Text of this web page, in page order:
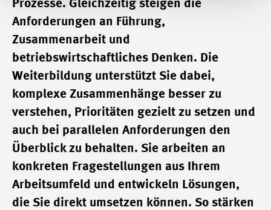
Prozesse. Gleichzeitig steigen die
Anforderungen an Führung,
Zusammenarbeit und
betriebswirtschaftliches Denken. Die
Weiterbildung unterstützt Sie dabei,
komplexe Zusammenhänge besser zu
verstehen, Prioritäten gezielt zu setzen und
auch bei parallelen Anforderungen den
Überblick zu behalten. Sie arbeiten an
konkreten Fragestellungen aus Ihrem
Arbeitsumfeld und entwickeln Lösungen,
die Sie direkt umsetzen können. So stärken